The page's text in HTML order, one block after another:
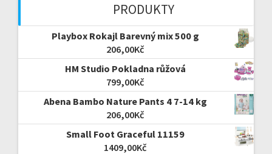
PRODUKTY
Playbox Rokajl Barevný mix 500 g
206,00Kč
HM Studio Pokladna růžová
799,00Kč
Abena Bambo Nature Pants 4 7-14 kg
206,00Kč
Small Foot Graceful 11159
1409,00Kč